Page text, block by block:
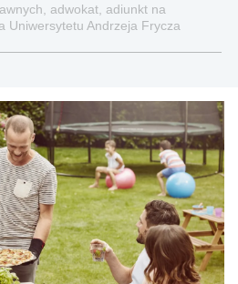
adwokat, adiunkt na
Uniwersytetu Andrzeja Frycza
aspektach związanych z
socjalną.